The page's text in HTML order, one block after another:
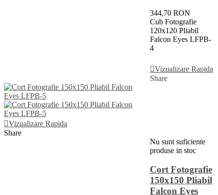
344,70 RON
Cub Fotografie
120x120 Pliabil
Falcon Eyes LFPB-
4
Vizualizare Rapida
Share
Vizualizare Rapida
Share
Nu sunt suficiente
produse in stoc
Cort Fotografie
150x150 Pliabil
Falcon Eyes